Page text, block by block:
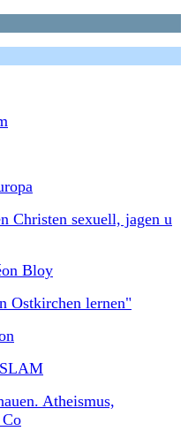
Christen sexuell, jagen u
Bloy
Ostkirchen lernen"
Atheismus,